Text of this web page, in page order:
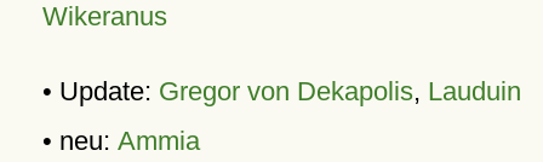
Wikeranus
• Update: Gregor von Dekapolis, Lauduin
• neu: Ammia